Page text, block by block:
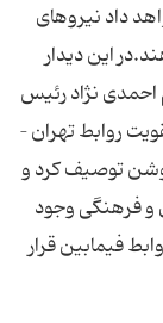
داد نیروهای
این دیدار
احمدی نژاد رئیس
روابط تهران –
روشن توصیف کرد و
و فرهنگی وجود
فیمابین قرار